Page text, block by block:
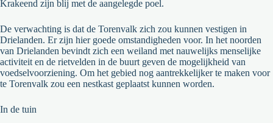
Krakeend zijn blij met de aangelegde poel.
De verwachting is dat de Torenvalk zich zou kunnen vestigen in
Drielanden. Er zijn hier goede omstandigheden voor. In het noorden
van Drielanden bevindt zich een weiland met nauwelijks menselijke
activiteit en de rietvelden in de buurt geven de mogelijkheid van
voedselvoorziening. Om het gebied nog aantrekkelijker te maken voor
te Torenvalk zou een nestkast geplaatst kunnen worden.
In de tuin